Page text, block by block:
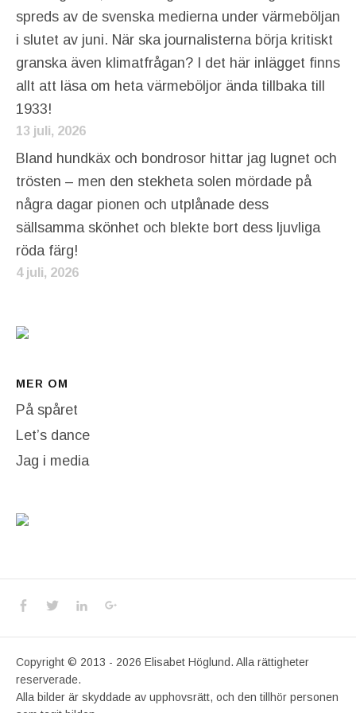
spreds av de svenska medierna under värmeböljan
i slutet av juni. När ska journalisterna börja kritiskt
granska även klimatfrågan? I det här inlägget finns
allt att läsa om heta värmeböljor ända tillbaka till
1933!
13 juli, 2026
Bland hundkäx och bondrosor hittar jag lugnet och
trösten – men den stekheta solen mördade på
några dagar pionen och utplånade dess
sällsamma skönhet och blekte bort dess ljuvliga
röda färg!
4 juli, 2026
MER OM
På spåret
Let’s dance
Jag i media
Social Media Profiles
Facebook
TwitterLinkedIn
Copyright © 2013 - 2026 Elisabet Höglund. Alla rättigheter
reserverade.
Alla bilder är skyddade av upphovsrätt, och den tillhör personen